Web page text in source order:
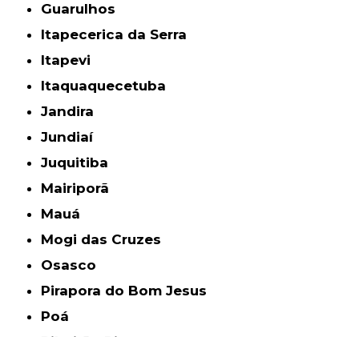
Guarulhos
Itapecerica da Serra
Itapevi
Itaquaquecetuba
Jandira
Jundiaí
Juquitiba
Mairiporã
Mauá
Mogi das Cruzes
Osasco
Pirapora do Bom Jesus
Poá